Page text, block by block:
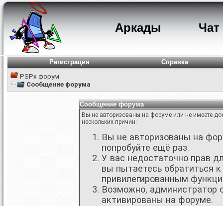
Аркады Чат
Регистрация
Справка
PSPx форум
Сообщение форума
Сообщение форума
Вы не авторизованы на форуме или не имеете
нескольких причин:
Вы не авторизованы на
попробуйте ещё раз.
У вас недостаточно прав
вы пытаетесь обратиться
привилегированным
Возможно, администратор
активированы на форуме.